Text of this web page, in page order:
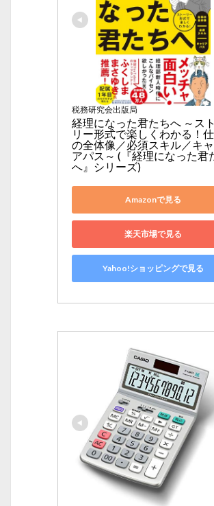
税務研究会出版局
経理になった君たちへ ～ス
リー形式で楽しくわかる！
の全体像／必須スキル／キャ
アパス～ (『経理になった君
へ』シリーズ)
Amazonで見る
楽天市場で見る
Yahoo!ショッピングで見る